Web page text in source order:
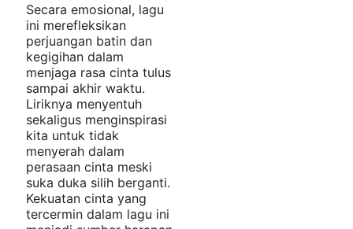
Secara emosional, lagu
ini merefleksikan
perjuangan batin dan
kegigihan dalam
menjaga rasa cinta tulus
sampai akhir waktu.
Liriknya menyentuh
sekaligus menginspirasi
kita untuk tidak
menyerah dalam
perasaan cinta meski
suka duka silih berganti.
Kekuatan cinta yang
tercermin dalam lagu ini